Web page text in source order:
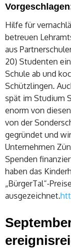
Hilfe für
betreuen
aus
20) Studenten
Schule ab und
Schützlingen.
spät im Studium
enorm von
von der
gegründet und
Unternehmen
Spenden
haben das
„BürgerTal“-
ausgezeichnet.